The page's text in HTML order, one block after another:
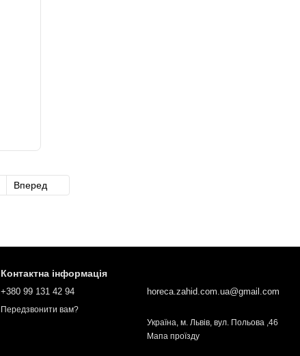
Вперед
Контактна інформація
+380 99 131 42 94
Передзвонити вам?
horeca.zahid.com.ua@gmail.com
Українa, м. Львів, вул. Польова ,46
Мапа проїзду